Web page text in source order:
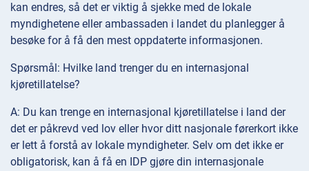
kan endres, så det er viktig å sjekke med de lokale
myndighetene eller ambassaden i landet du planlegger å
besøke for å få den mest oppdaterte informasjonen.
Spørsmål: Hvilke land trenger du en internasjonal
kjøretillatelse?
A: Du kan trenge en internasjonal kjøretillatelse i land der
det er påkrevd ved lov eller hvor ditt nasjonale førerkort ikke
er lett å forstå av lokale myndigheter. Selv om det ikke er
obligatorisk, kan å få en IDP gjøre din internasjonale